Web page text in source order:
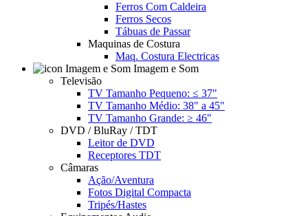
Ferros Com Caldeira
Ferros Secos
Tábuas de Passar
Maquinas de Costura
Maq. Costura Electricas
Imagem e Som
Televisão
TV Tamanho Pequeno: ≤ 37"
TV Tamanho Médio: 38" a 45"
TV Tamanho Grande: ≥ 46"
DVD / BluRay / TDT
Leitor de DVD
Receptores TDT
Câmaras
Ação/Aventura
Fotos Digital Compacta
Tripés/Hastes